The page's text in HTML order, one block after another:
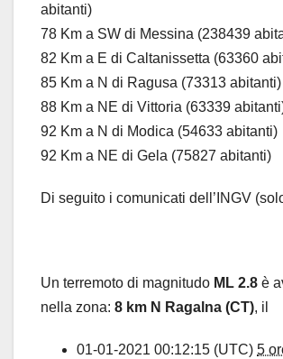
abitanti)
78 Km a SW di Messina (238439
82 Km a E di Caltanissetta (63360
85 Km a N di Ragusa (73313 abitanti)
88 Km a NE di Vittoria (63339
92 Km a N di Modica (54633 abitanti)
92 Km a NE di Gela (75827 abitanti)
Di seguito i comunicati dell’INGV
Un terremoto di magnitudo ML 2.8 è
nella zona: 8 km N Ragalna (CT), il
01-01-2021 00:12:15 (UTC) 5